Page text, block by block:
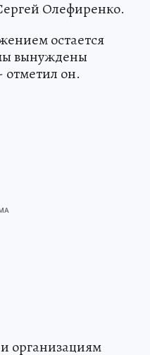
Олефиренко.
остается
вынуждены
отметил он.
организациям